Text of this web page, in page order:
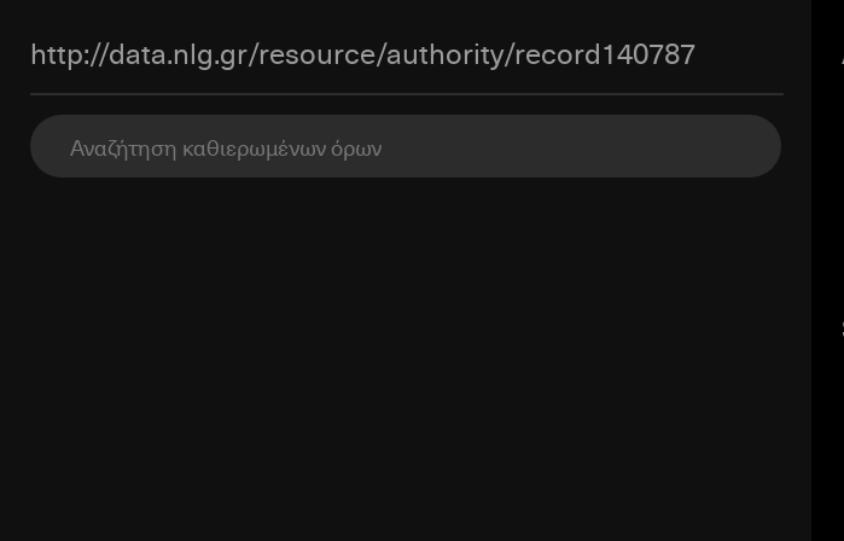
http://data.nlg.gr/resource/authority/record140787